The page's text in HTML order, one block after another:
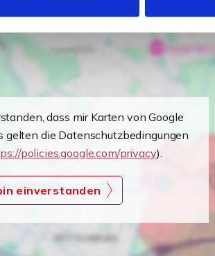
dass mir Karten von Google
gelten die Datenschutzbedingungen
policies.google.com/privacy).
einverstanden